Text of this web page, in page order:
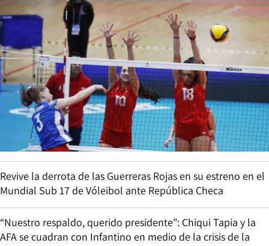
Revive la derrota de las Guerreras Rojas en su estreno en el
Mundial Sub 17 de Vóleibol ante República Checa
“Nuestro respaldo, querido presidente”: Chiqui Tapia y la
AFA se cuadran con Infantino en medio de la crisis de la